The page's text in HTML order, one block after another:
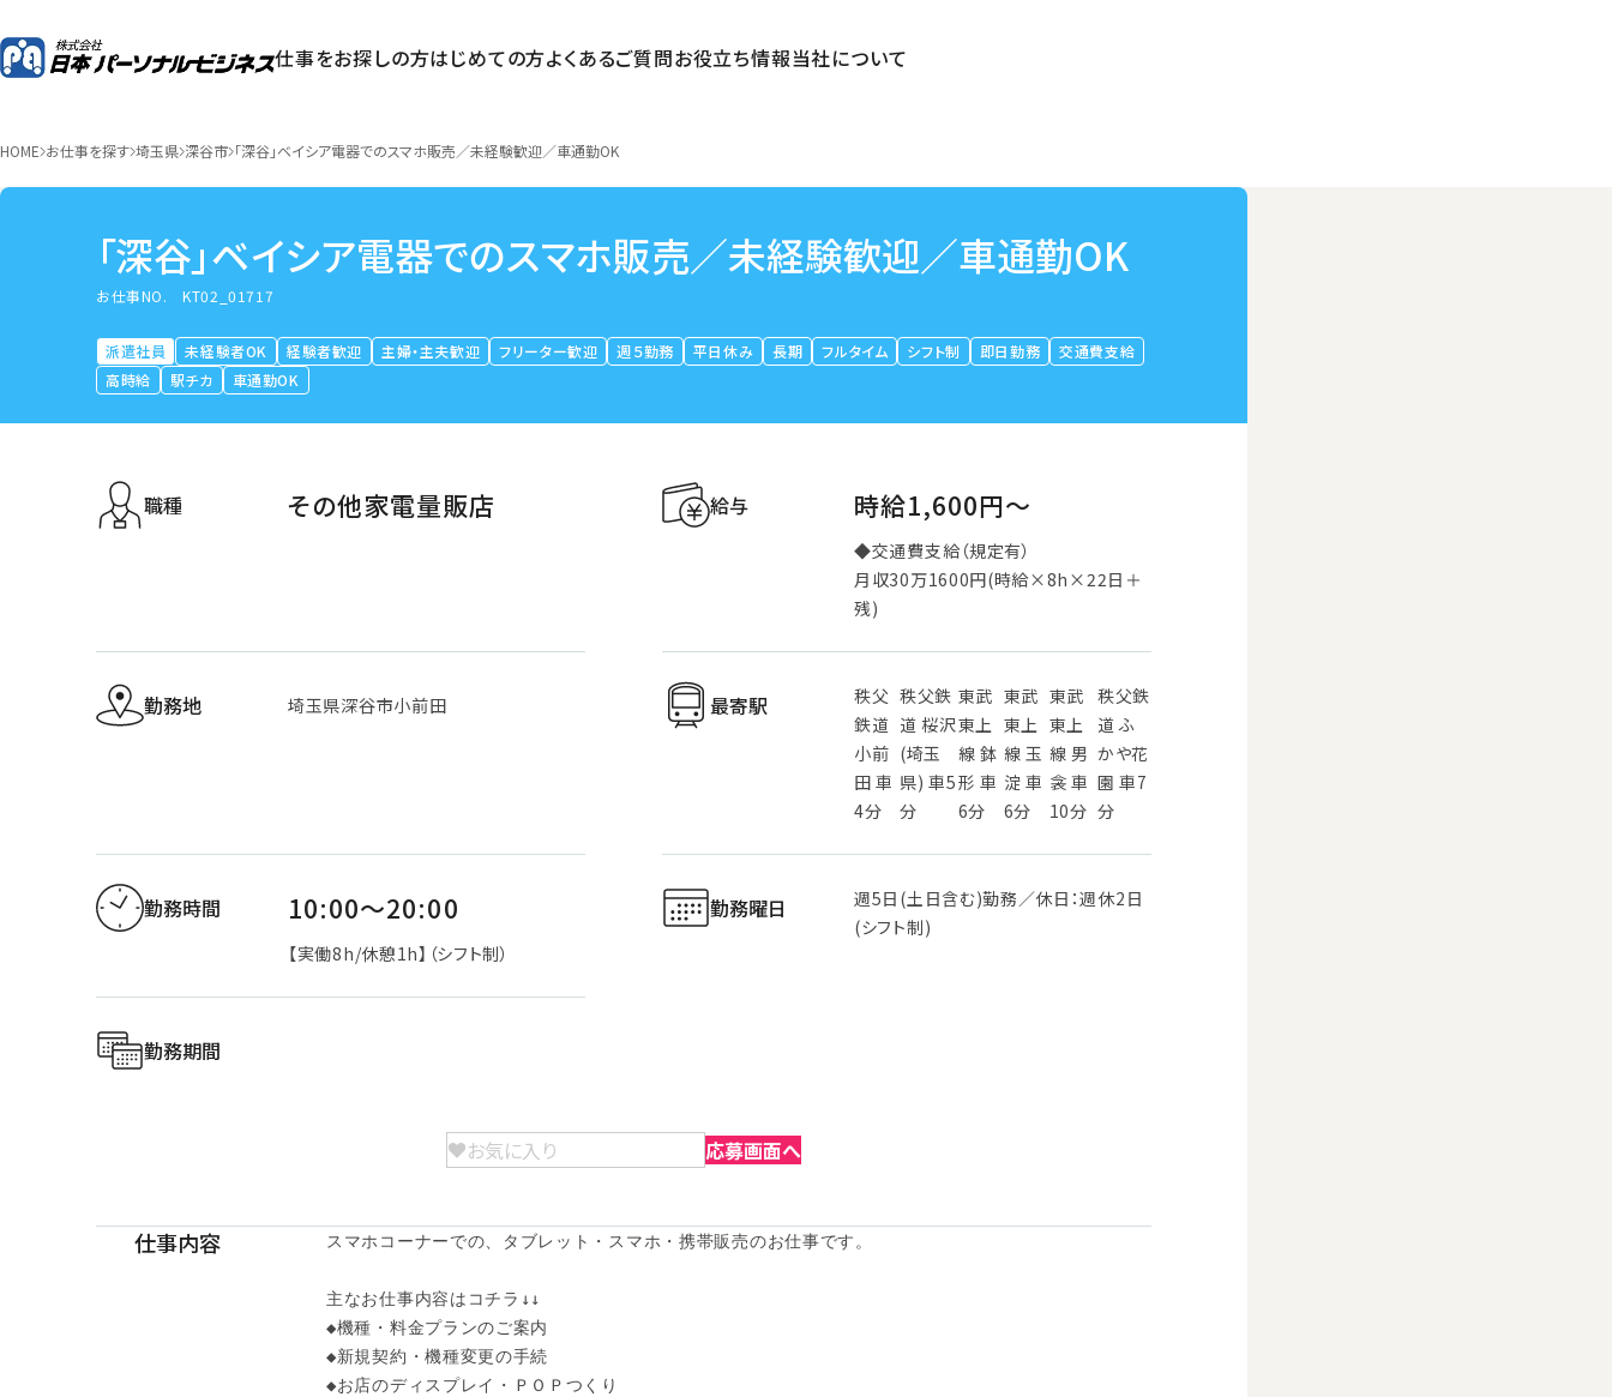
仕事をお探しの方はじめての方よくあるご質問お役立ち情報当社について
HOME お仕事を探す 埼玉県 深谷市 「深谷」ベイシア電器でのスマホ販売／未経験歓迎／車通勤OK
「深谷」ベイシア電器でのスマホ販売／未経験歓迎／車通勤OK
お仕事NO.KT02_01717
派遣社員 未経験者OK 経験者歓迎 主婦・主夫歓迎 フリーター歓迎 週５勤務 平日休み 長期 フルタイム シフト制 即日勤務
交通費支給
高時給
駅チカ 車通勤OK
職種 その他家電量販店 給与 時給1,600円〜
◆交通費支給（規定有）
月収30万1600円(時給×8h×22日＋
残)
勤務地 埼玉県深谷市小前田 最寄駅
秩父
鉄道
小前
田 車
4分
秩父鉄
道 桜沢
(埼玉
県) 車5
分
東武
東上
線 鉢
形 車
6分
東武
東上
線 玉
淀 車
6分
東武
東上
線 男
衾 車
10分
秩父鉄
道 ふ
かや花
園 車7
分
勤務時間 10:00～20:00
【実働8h/休憩1h】（シフト制）
勤務曜日
週5日(土日含む)勤務／休日：週休2日
(シフト制)
勤務期間
お気に入り 応募画面へ
仕事内容 スマホコーナーでの、タブレット・スマホ・携帯販売のお仕事です。
主なお仕事内容はコチラ↓↓
◆機種・料金プランのご案内
◆新規契約・機種変更の手続
◆お店のディスプレイ・ＰＯＰつくり